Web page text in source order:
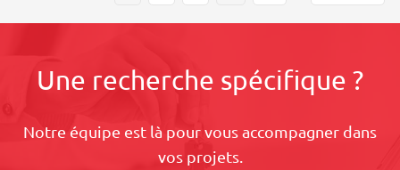
Une recherche spécifique ?
Notre équipe est là pour vous accompagner dans
vos projets.